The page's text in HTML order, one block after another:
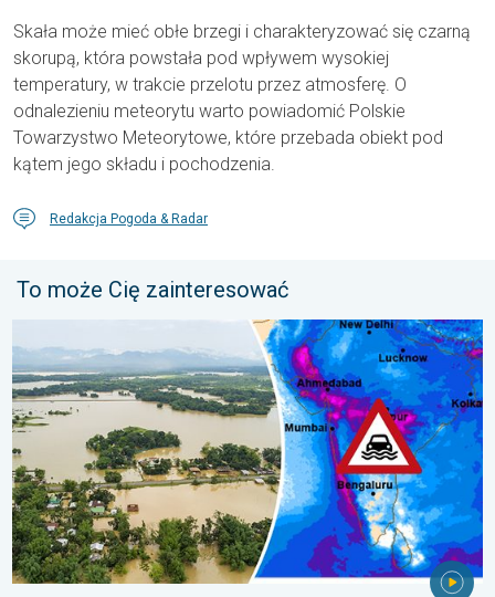
Skała może mieć obłe brzegi i charakteryzować się czarną
skorupą, która powstała pod wpływem wysokiej
temperatury, w trakcie przelotu przez atmosferę. O
odnalezieniu meteorytu warto powiadomić Polskie
Towarzystwo Meteorytowe, które przebada obiekt pod
kątem jego składu i pochodzenia.
Redakcja Pogoda & Radar
To może Cię zainteresować
Powodzie i osuwiska w Azji. Nietypowy monsun. . . środa, 29